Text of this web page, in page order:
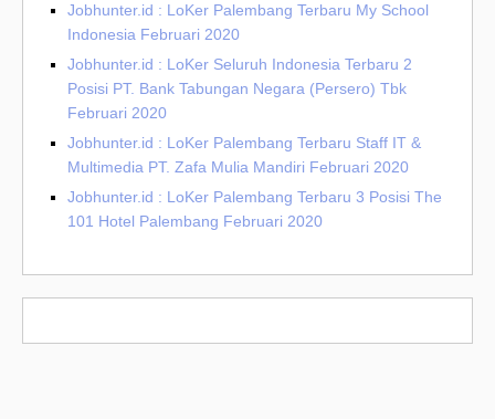
Jobhunter.id : LoKer Palembang Terbaru My School
Indonesia Februari 2020
Jobhunter.id : LoKer Seluruh Indonesia Terbaru 2
Posisi PT. Bank Tabungan Negara (Persero) Tbk
Februari 2020
Jobhunter.id : LoKer Palembang Terbaru Staff IT &
Multimedia PT. Zafa Mulia Mandiri Februari 2020
Jobhunter.id : LoKer Palembang Terbaru 3 Posisi The
101 Hotel Palembang Februari 2020